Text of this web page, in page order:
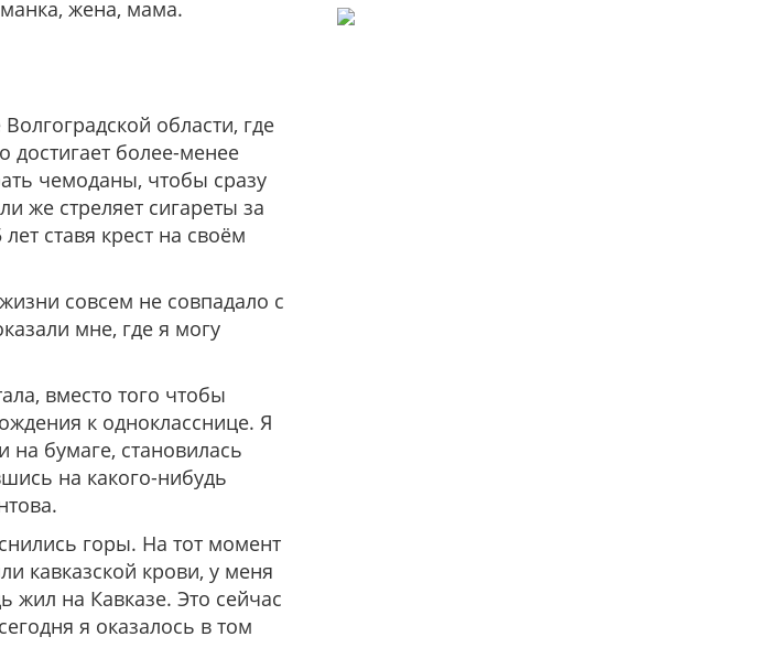
жена, мама.
области, где
достигает более-менее
чемоданы, чтобы сразу
же стреляет сигареты за
ставя крест на своём
совсем не совпадало с
мне, где я могу
вместо того чтобы
к однокласснице. Я
бумаге, становилась
на какого-нибудь
горы. На тот момент
кавказской крови, у меня
жил на Кавказе. Это сейчас
я оказалось в том